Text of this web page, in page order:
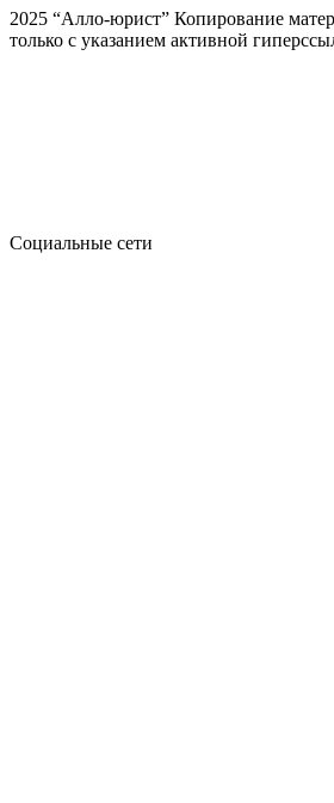
2025 “Алло-юрист” Копирование
только с указанием активной
Социальные сети